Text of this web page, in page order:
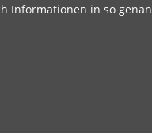
in so